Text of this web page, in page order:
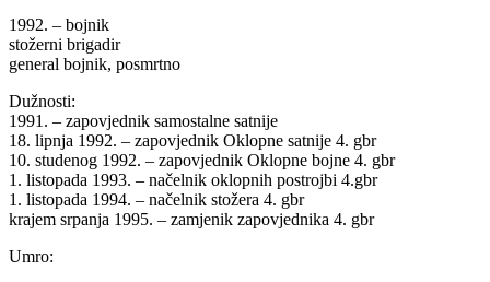
1992. – bojnik
stožerni brigadir
general bojnik, posmrtno
Dužnosti:
1991. – zapovjednik samostalne satnije
18. lipnja 1992. – zapovjednik Oklopne satnije 4. gbr
10. studenog 1992. – zapovjednik Oklopne bojne 4. gbr
1. listopada 1993. – načelnik oklopnih postrojbi 4.gbr
1. listopada 1994. – načelnik stožera 4. gbr
krajem srpanja 1995. – zamjenik zapovjednika 4. gbr
Umro: